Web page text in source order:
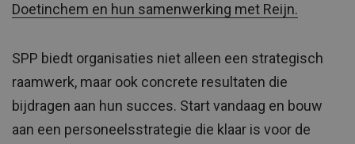
Doetinchem en hun samenwerking met Reijn.
SPP biedt organisaties niet alleen een strategisch
raamwerk, maar ook concrete resultaten die
bijdragen aan hun succes. Start vandaag en bouw
aan een personeelsstrategie die klaar is voor de